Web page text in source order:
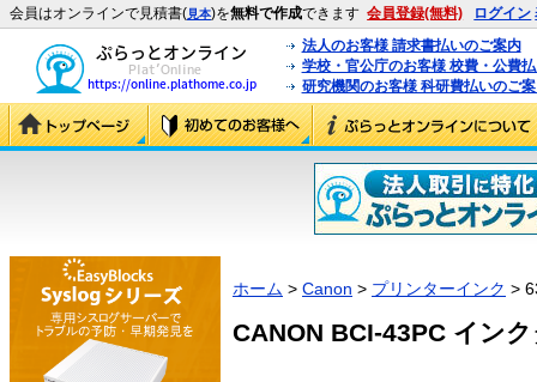
会員はオンラインで見積書(見本)を無料で作成できます 会員登録(無料) ログイン
法人のお客様 請求書払いのご案内
学校・官公庁のお客様 校費・公費
研究機関のお客様 科研費払いのご
ホーム > Canon > プリンターインク >
CANON BCI-43PC イン